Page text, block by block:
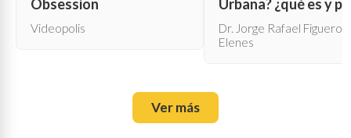
Obsession
Videopolis
Urbana? ¿qué es y
qué sirve?
Dr. Jorge Rafael Figueroa
Elenes
Ver más